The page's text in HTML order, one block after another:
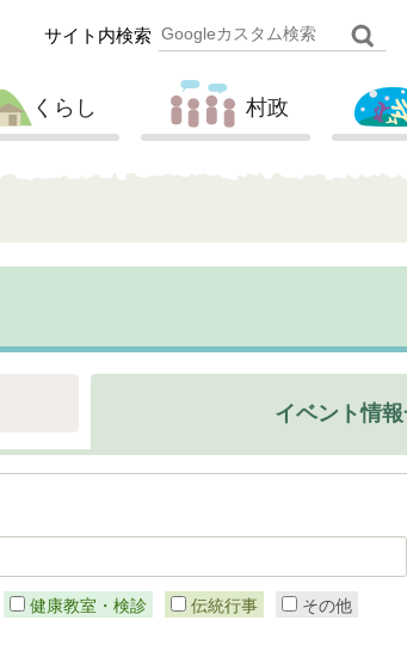
サイト内検索
くらし 村政
イベント情
健康教室・検診 伝統行事 その他